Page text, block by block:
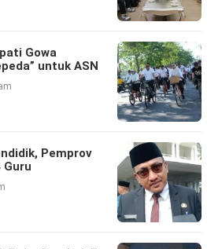
Gowa
untuk ASN
Pemprov
Guru